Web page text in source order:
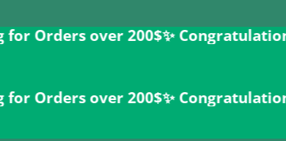
over 200$ㅤ✨Congratulations
over 200$ㅤ✨Congratulations